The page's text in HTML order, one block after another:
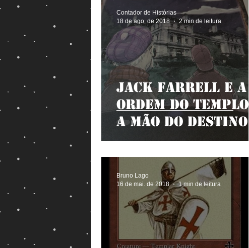
Jack Farrell e a
Ordem do Templo:
A Mão do Destino
Contador de Histórias
18 de ago. de 2018
2 min de leitura
Bruno Lago
16 de mai. de 2018
1 min de leitura